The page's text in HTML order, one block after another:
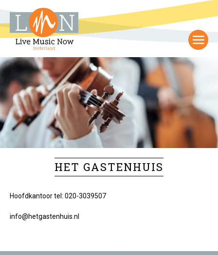
HET GASTENHUIS
Hoofdkantoor tel: 020-3039507
info@hetgastenhuis.nl